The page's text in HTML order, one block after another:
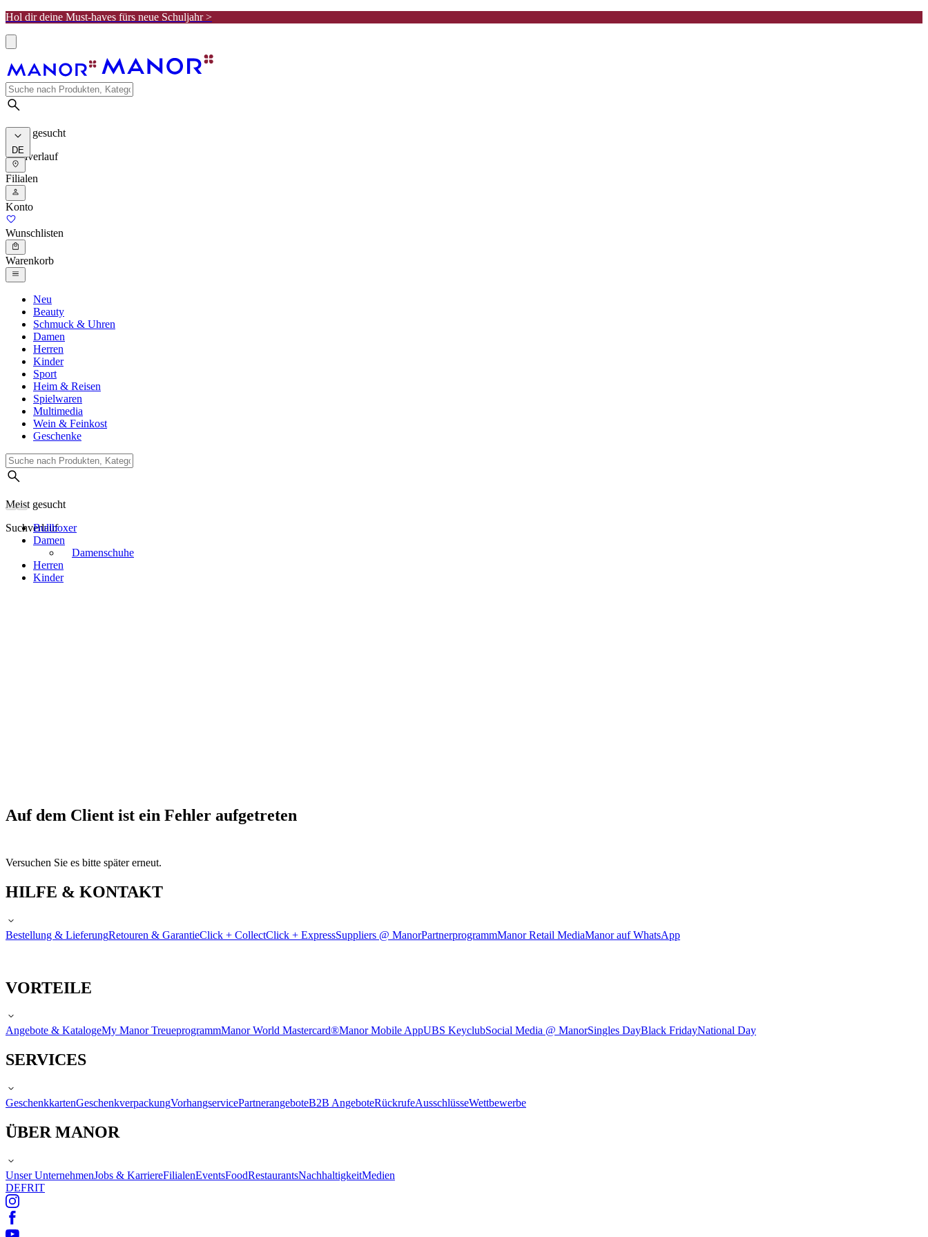
Hol dir deine Must-haves fürs neue Schuljahr >
Meist gesucht
Suchverlauf
DE
Filialen
Konto
Wunschlisten
Warenkorb
Neu
Beauty
Schmuck & Uhren
Damen
Herren
Kinder
Sport
Heim & Reisen
Spielwaren
Multimedia
Wein & Feinkost
Geschenke
Meist gesucht
Suchverlauf
Bullboxer
Damen
Damenschuhe
Herren
Kinder
Auf dem Client ist ein Fehler aufgetreten
Versuchen Sie es bitte später erneut.
HILFE & KONTAKT
Bestellung & LieferungRetouren & GarantieClick + CollectClick + ExpressSuppliers @ ManorPartnerprogrammManor Retail MediaManor auf WhatsApp
VORTEILE
Angebote & KatalogeMy Manor TreueprogrammManor World Mastercard®Manor Mobile AppUBS KeyclubSocial Media @ ManorSingles DayBlack FridayNational Day
SERVICES
GeschenkkartenGeschenkverpackungVorhangservicePartnerangeboteB2B AngeboteRückrufeAusschlüsseWettbewerbe
ÜBER MANOR
Unser UnternehmenJobs & KarriereFilialenEventsFoodRestaurantsNachhaltigkeitMedien
DEFRIT